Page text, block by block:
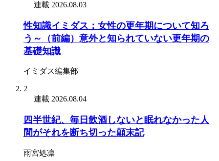
連載 2026.08.03
性知識イミダス：女性の更年期について知ろ
う～（前編）意外と知られていない更年期の
基礎知識
イミダス編集部
2
連載 2026.08.04
四半世紀、毎日飲酒しないと眠れなかった人
間がそれを断ち切った顛末記
雨宮処凛